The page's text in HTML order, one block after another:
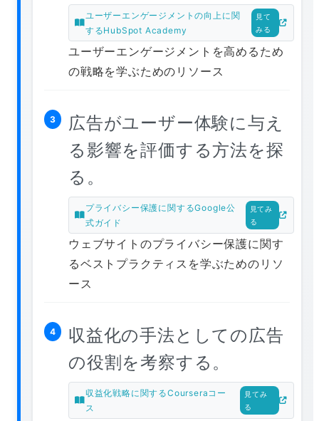
ユーザーエンゲージメントの向上に関
するHubSpot Academy
見て
みる
ユーザーエンゲージメントを高めるため
の戦略を学ぶためのリソース
3
広告がユーザー体験に与え
る影響を評価する方法を探
る。
プライバシー保護に関するGoogle公
式ガイド
見てみ
る
ウェブサイトのプライバシー保護に関す
るベストプラクティスを学ぶためのリソ
ース
4
収益化の手法としての広告
の役割を考察する。
収益化戦略に関するCourseraコー
ス
見てみ
る